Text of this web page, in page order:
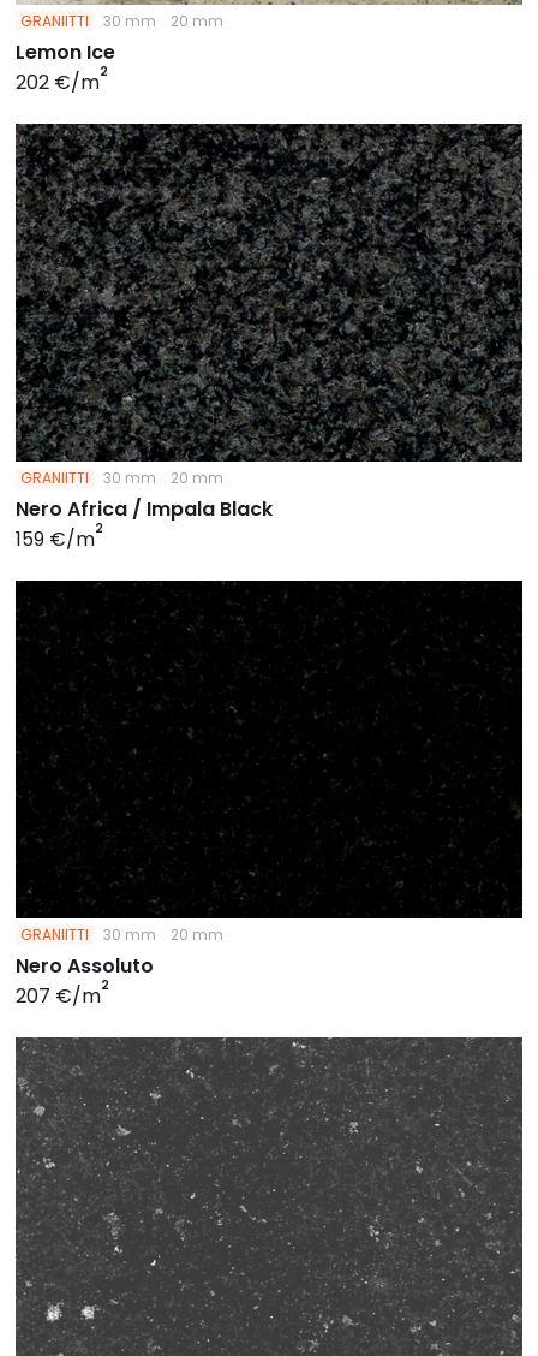
GRANIITTI 30 mm 20 mm
Lemon Ice
202 €/m2
GRANIITTI 30 mm 20 mm
Nero Africa / Impala Black
159 €/m2
GRANIITTI 30 mm 20 mm
Nero Assoluto
207 €/m2